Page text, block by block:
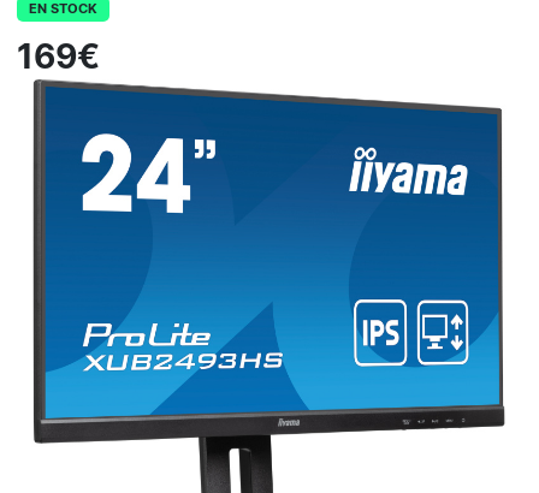
EN STOCK
169€